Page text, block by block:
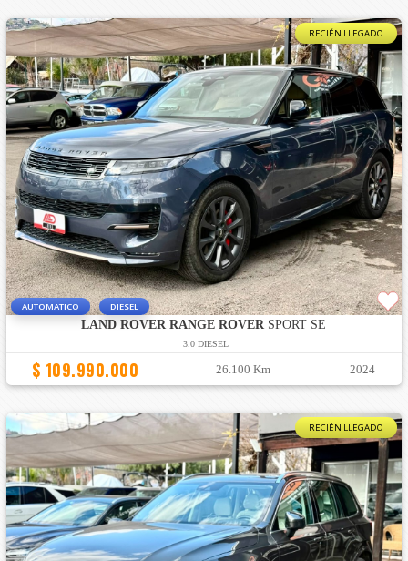
RECIÉN LLEGADO
AUTOMATICO DIESEL
LAND ROVER RANGE ROVERSPORT SE
3.0 DIESEL
$ 109.990.000 26.100 Km 2024
RECIÉN LLEGADO